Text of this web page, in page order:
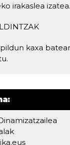
irakaslea izatea.
kaxa